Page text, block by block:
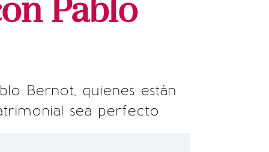
Pablo
Bernot, quienes están
sea perfecto